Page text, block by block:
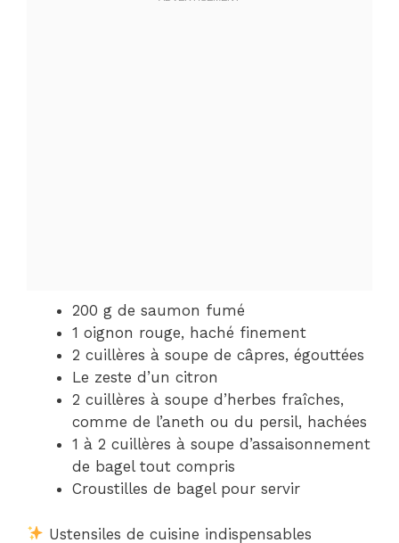
200 g de saumon fumé
1 oignon rouge, haché finement
2 cuillères à soupe de câpres, égouttées
Le zeste d’un citron
2 cuillères à soupe d’herbes fraîches,
comme de l’aneth ou du persil, hachées
1 à 2 cuillères à soupe d’assaisonnement
de bagel tout compris
Croustilles de bagel pour servir
Ustensiles de cuisine indispensables